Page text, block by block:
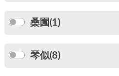
桑園(1)
琴似(8)